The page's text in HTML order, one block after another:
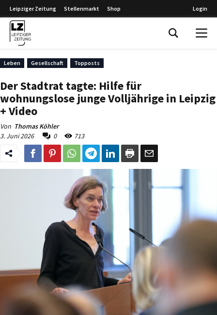
Leipziger Zeitung Stellenmarkt Shop Login
Leben Gesellschaft Topposts
Der Stadtrat tagte: Hilfe für
wohnungslose junge Volljährige in Leipzig
+ Video
Von Thomas Köhler
3. Juni 2026
0 713